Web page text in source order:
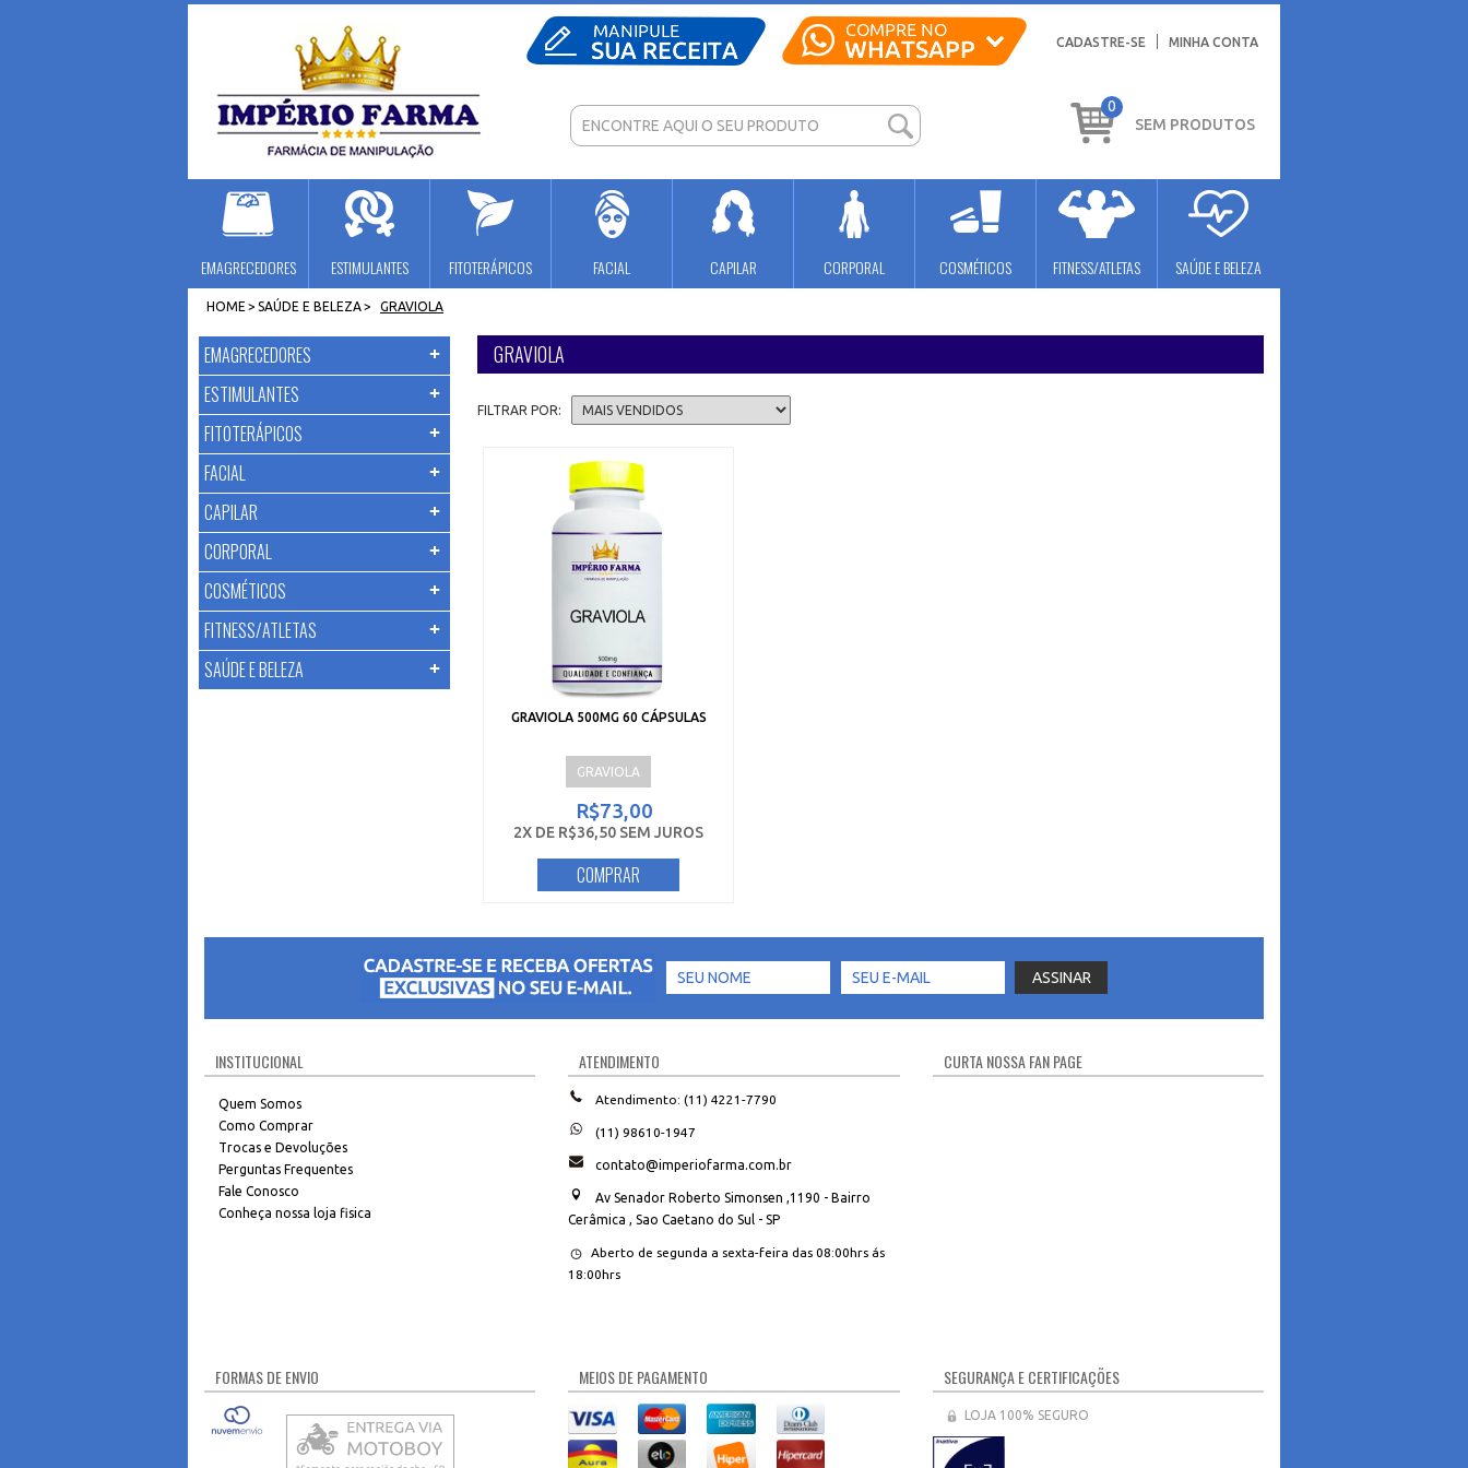
CADASTRE-SE MINHA CONTA
0
SEM PRODUTOS
EMAGRECEDORES ESTIMULANTES FITOTERÁPICOS FACIAL CAPILAR CORPORAL COSMÉTICOS FITNESS/ATLETAS SAÚDE E BELEZA
HOME > SAÚDE E BELEZA> GRAVIOLA
EMAGRECEDORES
ESTIMULANTES
FITOTERÁPICOS
FACIAL
CAPILAR
CORPORAL
COSMÉTICOS
FITNESS/ATLETAS
SAÚDE E BELEZA
GRAVIOLA
FILTRAR POR:
GRAVIOLA 500MG 60 CÁPSULAS
GRAVIOLA
R$73,00
2X DE R$36,50 SEM JUROS
COMPRAR
INSTITUCIONAL
Quem Somos
Como Comprar
Trocas e Devoluções
Perguntas Frequentes
Fale Conosco
Conheça nossa loja fisica
ATENDIMENTO
Atendimento: (11) 4221-7790
(11) 98610-1947
contato@imperiofarma.com.br
Av Senador Roberto Simonsen ,1190 - Bairro
Cerâmica , Sao Caetano do Sul - SP
Aberto de segunda a sexta-feira das 08:00hrs ás
18:00hrs
CURTA NOSSA FAN PAGE
FORMAS DE ENVIO MEIOS DE PAGAMENTO SEGURANÇA E CERTIFICAÇÕES
LOJA 100% SEGURO